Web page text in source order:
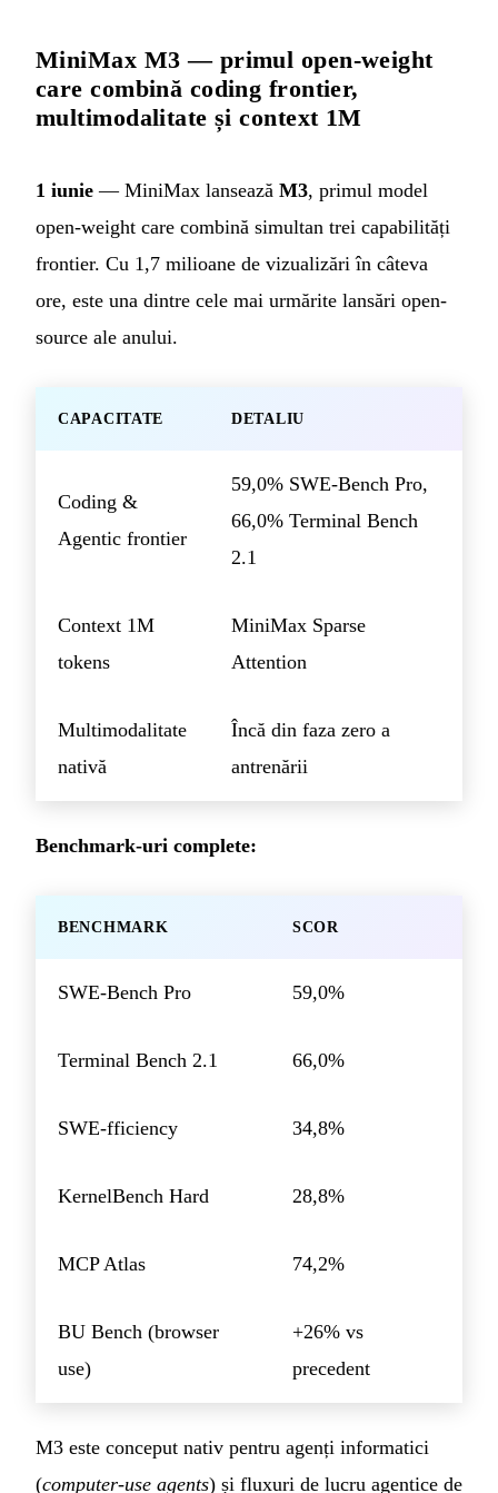
MiniMax M3 — primul open-weight
care combină coding frontier,
multimodalitate și context 1M
1 iunie — MiniMax lansează M3, primul model
open-weight care combină simultan trei capabilități
frontier. Cu 1,7 milioane de vizualizări în câteva
ore, este una dintre cele mai urmărite lansări open-
source ale anului.
CAPACITATE DETALIU
Coding &
Agentic frontier
59,0% SWE-Bench Pro,
66,0% Terminal Bench
2.1
Context 1M
tokens
MiniMax Sparse
Attention
Multimodalitate
nativă
Încă din faza zero a
antrenării
Benchmark-uri complete:
BENCHMARK SCOR
SWE-Bench Pro 59,0%
Terminal Bench 2.1 66,0%
SWE-fficiency 34,8%
KernelBench Hard 28,8%
MCP Atlas 74,2%
BU Bench (browser
use)
+26% vs
precedent
M3 este conceput nativ pentru agenți informatici
(computer-use agents) și fluxuri de lucru agentice de